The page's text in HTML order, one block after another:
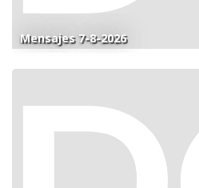
Mensajes 7-8-2026